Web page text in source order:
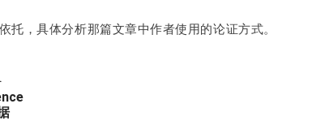
托，具体分析那篇文章中作者使用的论证方式。